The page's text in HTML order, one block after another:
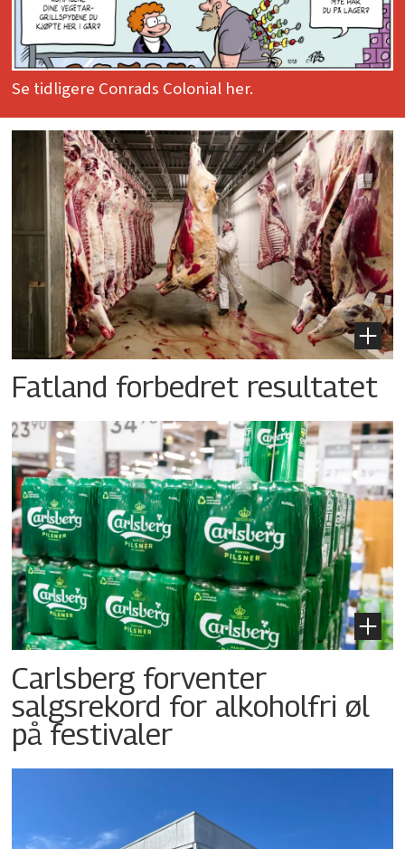
Se tidligere Conrads Colonial her.
Fatland forbedret resultatet
Carlsberg forventer
salgsrekord for alkoholfri øl
på festivaler